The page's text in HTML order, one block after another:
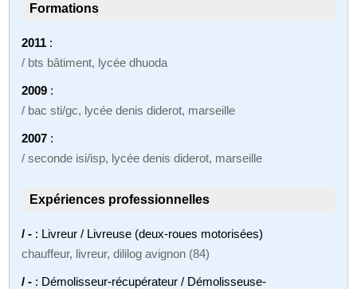
Formations
2011 :
/ bts bâtiment, lycée dhuoda
2009 :
/ bac sti/gc, lycée denis diderot, marseille
2007 :
/ seconde isi/isp, lycée denis diderot, marseille
Expériences professionnelles
/ - : Livreur / Livreuse (deux-roues motorisées)
chauffeur, livreur, dililog avignon (84)
/ - : Démolisseur-récupérateur / Démolisseuse-